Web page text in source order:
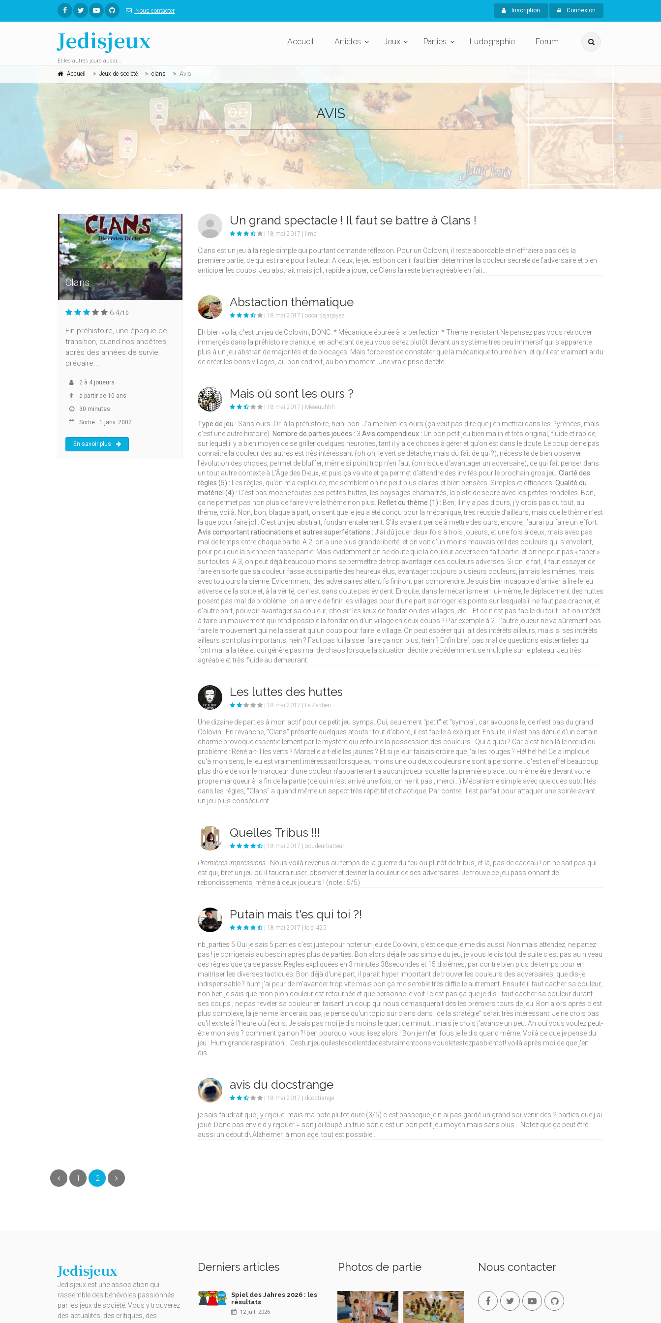
Nous contacter Inscription Connexion
Jedisjeux
Et les autres jours aussi...
Accueil Articles Jeux Parties Ludographie Forum
Accueil Jeux de société clans Avis
AVIS
Clans
6.4/10
Fin préhistoire, une époque de
transition, quand nos ancêtres,
après des années de survie
précaire...
2 à 4 joueurs
à partir de 10 ans
30 minutes
Sortie : 1 janv. 2002
En savoir plus
Un grand spectacle ! Il faut se battre à Clans !
| 18 mai 2017 | limp
Clans est un jeu à la règle simple qui pourtant demande réflexion. Pour un Colovini, il reste abordable et n'effraiera pas dès la
première partie, ce qui est rare pour l'auteur. A deux, le jeu est bon car il faut bien déterminer la couleur secrète de l'adversaire et bien
anticiper les coups. Jeu abstrait mais joli, rapide à jouer, ce Clans là reste bien agréable en fait...
Abstaction thématique
| 18 mai 2017 | oscardejarjayes
Eh bien voilà, c'est un jeu de Colovini, DONC: * Mécanique épurée à la perfection * Thème inexistant Ne pensez pas vous retrouver
immergés dans la préhistoire clanique, en achetant ce jeu vous serez plutôt devant un système très peu immersif qui s'apparente
plus à un jeu abstrait de majorités et de blocages. Mais force est de constater que la mécanique tourne bien, et qu'il est vraiment ardu
de créer les bons villages, au bon endroit, au bon moment! Une vraie prise de tête.
Mais où sont les ours ?
| 18 mai 2017 | Meeeuuhhh
Type de jeu : Sans ours. Or, à la préhistoire, hein, bon. J’aime bien les ours (ça veut pas dire que j’en mettrai dans les Pyrénées, mais
c’est une autre histoire). Nombre de parties jouées : 3 Avis compendieux : Un bon petit jeu bien malin et très original, fluide et rapide,
sur lequel il y a bien moyen de se griller quelques neurones, tant il y a de choses à gérer et qu’on est dans le doute. Le coup de ne pas
connaître la couleur des autres est très intéressant (oh oh, le vert se détache, mais du fait de qui ?), nécessite de bien observer
l’évolution des choses, permet de bluffer, même si point trop n’en faut (on risque d’avantager un adversaire), ce qui fait penser dans
un tout autre contexte à L’Âge des Dieux, et puis ça va vite et ça permet d’attendre des invités pour le prochain gros jeu. Clarté des
règles (5) :
Les règles, qu’on m’a expliquée, me semblent on ne peut plus claires et bien pensées. Simples et efficaces. Qualité du
matériel (4) : C’est pas moche toutes ces petites huttes, les paysages chamarrés, la piste de score avec les petites rondelles. Bon,
ça ne permet pas non plus de faire vivre le thème non plus. Reflet du thème (1) : Ben, il n’y a pas d’ours, j’y crois pas du tout, au
thème, voilà. Non, bon, blague à part, on sent que le jeu a été conçu pour la mécanique, très réussie d’ailleurs, mais que le thème n’est
là que pour faire joli. C’est un jeu abstrait, fondamentalement. S’ils avaient pensé à mettre des ours, encore, j’aurai pu faire un effort.
Avis comportant ratiocinations et autres superfétations : J’ai dû jouer deux fois à trois joueurs, et une fois à deux, mais avec pas
mal de temps entre chaque partie. A 2, on a une plus grande liberté, et on voit d’un moins mauvais œil des couleurs qui s’envolent,
pour peu que la sienne en fasse partie. Mais évidemment on se doute que la couleur adverse en fait partie, et on ne peut pas « taper »
sur toutes. A 3, on peut déjà beaucoup moins se permettre de trop avantager des couleurs adverses. Si on le fait, il faut essayer de
faire en sorte que sa couleur fasse aussi partie des heureux élus, avantager toujours plusieurs couleurs, jamais les mêmes, mais
avec toujours la sienne. Evidemment, des adversaires attentifs finiront par comprendre. Je suis bien incapable d’arriver à lire le jeu
adverse de la sorte et, à la vérité, ce n’est sans doute pas évident. Ensuite, dans le mécanisme en lui-même, le déplacement des huttes
posent pas mal de problème : on a envie de finir les villages pour d’une part s’arroger les points sur lesquels il ne faut pas cracher, et
d’autre part, pouvoir avantager sa couleur, choisir les lieux de fondation des villages, etc… Et ce n’est pas facile du tout : a-t-on intérêt
à faire un mouvement qui rend possible la fondation d’un village en deux coups ? Par exemple à 2 : l’autre joueur ne va sûrement pas
faire le mouvement qui ne laisserait qu’un coup pour faire le village. On peut espérer qu’il ait des intérêts ailleurs, mais si ses intérêts
ailleurs sont plus importants, hein ? Faut pas lui laisser faire ça non plus, hein ? Enfin bref, pas mal de questions existentielles qui
font mal à la tête et qui génère pas mal de chaos lorsque la situation décrite précédemment se multiplie sur le plateau. Jeu très
agréable et très fluide au demeurant.
Les luttes des huttes
| 18 mai 2017 | Le Zeptien
Une dizaine de parties à mon actif pour ce petit jeu sympa. Oui, seulement "petit" et "sympa", car avouons le, ce n'est pas du grand
Colovini. En revanche, "Clans" présente quelques atouts : tout d'abord, il est facile à expliquer. Ensuite, il n'est pas dénué d'un certain
charme provoqué essentiellement par le mystère qui entoure la possession des couleurs...Qui à quoi ? Car c'est bien là le nœud du
problème : René a-t-il les verts ? Marcelle a-t-elle les jaunes ? Et si je leur faisais croire que j'ai les rouges ? Hé! hé! hé! Cela implique
qu'à mon sens, le jeu est vraiment intéressant lorsque au moins une ou deux couleurs ne sont à personne...c'est en effet beaucoup
plus drôle de voir le marqueur d'une couleur n'appartenant à aucun joueur squatter la première place...ou même être devant votre
propre marqueur à la fin de la partie (ce qui m'est arrivé une fois, on ne rit pas , merci...) Mécanisme simple avec quelques subtilités
dans les règles, "Clans" a quand même un aspect très répétitif et chaotique. Par contre, il est parfait pour attaquer une soirée avant
un jeu plus conséquent.
Quelles Tribus !!!
| 18 mai 2017 | soudeurbatteur
Premières impressions : Nous voilà revenus au temps de la guerre du feu ou plutôt de tribus, et là, pas de cadeau ! on ne sait pas qui
est qui, bref un jeu où il faudra ruser, observer et deviner la couleur de ses adversaires. Je trouve ce jeu passionnant de
rebondissements, même à deux joueurs ! (note : 5/5)
Putain mais t'es qui toi ?!
| 18 mai 2017 | loic_425
nb_parties 5 Oui je sais 5 parties c'est juste pour noter un jeu de Colovini, c'est ce que je me dis aussi. Non mais attendez, ne partez
pas ! je corrigerais au besoin après plus de parties. Bon alors déjà le pas simple du jeu, je vous le dis tout de suite c'est pas au niveau
des règles que ça se passe. Règles expliquées en 3 minutes 38secondes et 15 dixièmes, par contre bien plus de temps pour en
maitriser les diverses tactiques. Bon déjà d'une part, il parait hyper important de trouver les couleurs des adversaires, que dis-je
indispensable ? hum j'ai peur de m'avancer trop vite mais bon ça me semble très difficile autrement. Ensuite il faut cacher sa couleur,
non ben je sais que mon pion couleur est retournée et que personne le voit ! c'est pas ça que je dis ! faut cacher sa couleur durant
ses coups ; ne pas révéler sa couleur en faisant un coup qui nous démasquerait dès les premiers tours de jeu. Bon alors après c'est
plus complexe, là je ne me lancerais pas, je pense qu'un topic sur clans dans "de la stratégie" serait très intéressant. Je ne crois pas
qu'il existe à l'heure où j'écris. Je sais pas moi je dis moins le quart de minuit... mais je crois j'avance un peu. Ah oui vous voulez peut-
être mon avis ? comment ça non ?! ben pourquoi vous lisez alors ! Bon je m'en fous je le dis quand même. Voilà ce que je pense du
jeu : Hum grande respiration... Cestunjeuquilestexcellentdecestvraimentconsivousletestezpasbientot! voilà après moi ce que j'en
dis...
avis du docstrange
| 18 mai 2017 | docstrange
je sais faudrait que j y rejoue, mais ma note plutot dure (3/5) c est passeque je n ai pas gardé un grand souvenir des 2 parties que j ai
joué. Donc pas envie d y rejouer = soit j ai loupé un truc soit c est un bon petit jeu moyen mais sans plus... Notez que ça peut être
aussi un début d\'Alzheimer, à mon age, tout est possible..
Précédent
1 2(current)Suivant
Jedisjeux
Jedisjeux est une association qui
rassemble des bénévoles passionnés
par les jeux de société. Vous y trouverez
des actualités, des critiques, des
Derniers articles
Spiel des Jahres 2026 : les
résultats
12 juil. 2026
Photos de partie Nous contacter